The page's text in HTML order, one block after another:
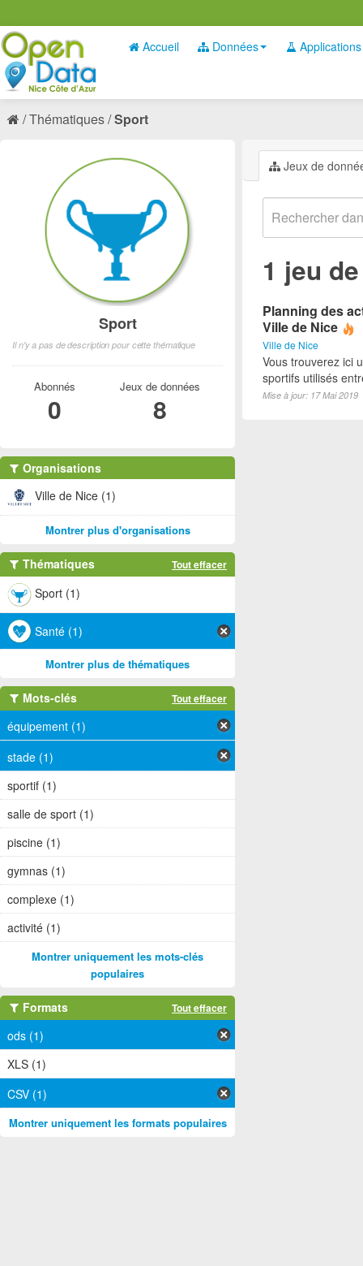
Accueil Données Applications
Thématiques Sport
Jeux de
1 jeu
Planning des
Ville de Nice
Ville de Nice
Vous trouverez ici
sportifs utilisés
Mise à jour: 17 Mai 2019
Sport
Il n'y a pas de description pour cette thématique
Abonnés
0
Jeux de données
8
Organisations
Ville de Nice (1)
Montrer plus d'organisations
Thématiques Tout effacer
Sport (1)
Santé (1)
Montrer plus de thématiques
Mots-clés Tout effacer
équipement (1)
stade (1)
sportif (1)
salle de sport (1)
piscine (1)
gymnas (1)
complexe (1)
activité (1)
Montrer uniquement les mots-clés
populaires
Formats Tout effacer
ods (1)
XLS (1)
CSV (1)
Montrer uniquement les formats populaires